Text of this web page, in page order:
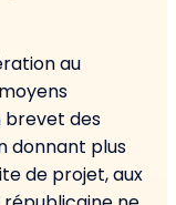
au
brevet des
donnant plus
de projet, aux